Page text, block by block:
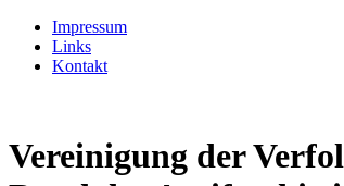
Impressum
Links
Kontakt
Vereinigung der